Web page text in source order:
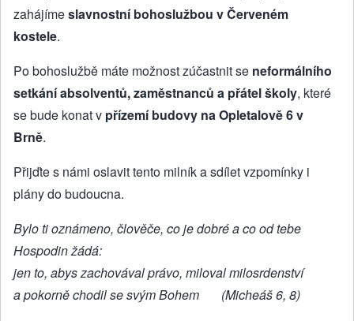
zahájímeslavnostní bohoslužbou v Červeném
kostele.
Po bohoslužbě máte možnost zúčastnit se neformálního
setkání absolventů, zaměstnanců a přátel školy, které
se bude konat v přízemí budovy na Opletalově 6 v
Brně.
Přijďte s námi oslavit tento milník a sdílet vzpomínky i
plány do budoucna.
Bylo ti oznámeno, člověče, co je dobré a co od tebe
Hospodin žádá:
jen to, abys zachovával právo, miloval milosrdenství
a pokorně chodil se svým Bohem (Micheáš 6, 8)